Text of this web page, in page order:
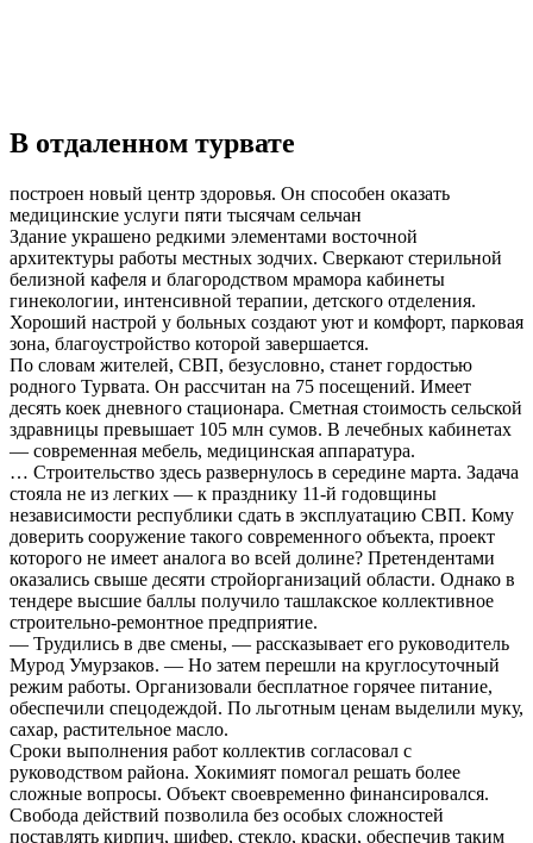
В отдаленном турвате
построен новый центр здоровья. Он способен оказать
медицинские услуги пяти тысячам сельчан
Здание украшено редкими элементами восточной
архитектуры работы местных зодчих. Сверкают стерильной
белизной кафеля и благородством мрамора кабинеты
гинекологии, интенсивной терапии, детского отделения.
Хороший настрой у больных создают уют и комфорт, парковая
зона, благоустройство которой завершается.
По словам жителей, СВП, безусловно, станет гордостью
родного Турвата. Он рассчитан на 75 посещений. Имеет
десять коек дневного стационара. Сметная стоимость сельской
здравницы превышает 105 млн сумов. В лечебных кабинетах
— современная мебель, медицинская аппаратура.
… Строительство здесь развернулось в середине марта. Задача
стояла не из легких — к празднику 11-й годовщины
независимости республики сдать в эксплуатацию СВП. Кому
доверить сооружение такого современного объекта, проект
которого не имеет аналога во всей долине? Претендентами
оказались свыше десяти стройорганизаций области. Однако в
тендере высшие баллы получило ташлакское коллективное
строительно-ремонтное предприятие.
— Трудились в две смены, — рассказывает его руководитель
Мурод Умурзаков. — Но затем перешли на круглосуточный
режим работы. Организовали бесплатное горячее питание,
обеспечили спецодеждой. По льготным ценам выделили муку,
сахар, растительное масло.
Сроки выполнения работ коллектив согласовал с
руководством района. Хокимият помогал решать более
сложные вопросы. Объект своевременно финансировался.
Свобода действий позволила без особых сложностей
поставлять кирпич, шифер, стекло, краски, обеспечив таким